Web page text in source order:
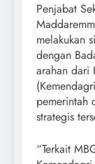
Penjabat
melakukan
dengan
arahan dari
pemerintah
strategis
“Terkait